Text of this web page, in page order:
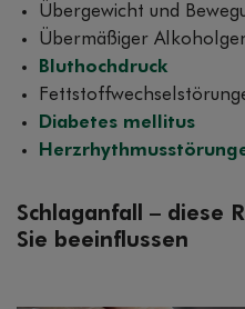
Übergewicht und
Übermäßiger
Bluthochdruck
Diabetes mellitus
Schlaganfall – diese
Sie beeinflussen